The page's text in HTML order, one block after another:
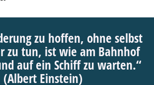
zu hoffen, ohne selbst
zu tun, ist wie am Bahnhof
auf ein Schiff zu warten.“
(Albert Einstein)